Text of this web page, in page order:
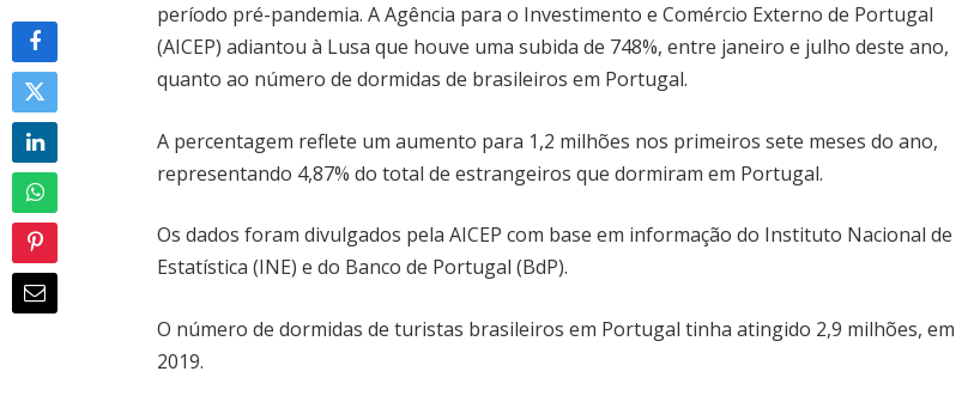
período pré-pandemia. A Agência para o Investimento e Comércio Externo de Portugal
(AICEP) adiantou à Lusa que houve uma subida de 748%, entre janeiro e julho deste ano,
quanto ao número de dormidas de brasileiros em Portugal.
A percentagem reflete um aumento para 1,2 milhões nos primeiros sete meses do ano,
representando 4,87% do total de estrangeiros que dormiram em Portugal.
Os dados foram divulgados pela AICEP com base em informação do Instituto Nacional de
Estatística (INE) e do Banco de Portugal (BdP).
O número de dormidas de turistas brasileiros em Portugal tinha atingido 2,9 milhões, em
2019.